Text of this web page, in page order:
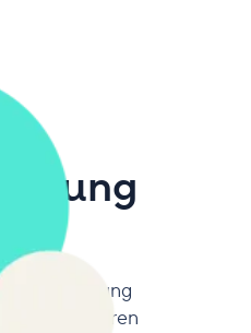
Lösung
organisieren